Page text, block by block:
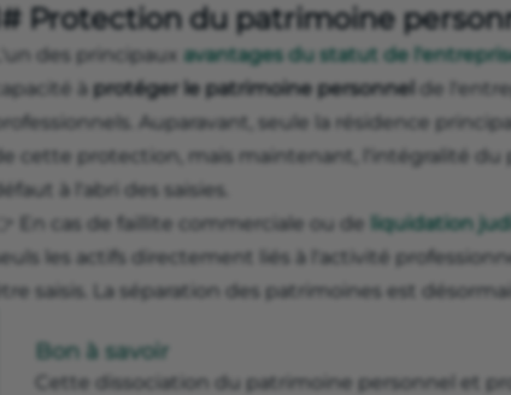
Protection du patrimoine
des principaux avantages du statut de
à protéger le patrimoine personnel de
Auparavant, seule la résidence
cette protection, mais maintenant, l'intégralité du
à l'abri des saisies.
En cas de faillite commerciale ou de liquidation
les actifs directement liés à l'activité
saisis. La séparation des patrimoines est
Bon à savoir
Cette dissociation du patrimoine personnel et